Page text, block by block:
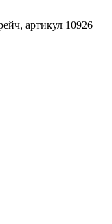
артикул 10926